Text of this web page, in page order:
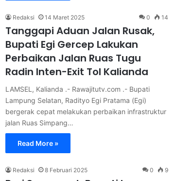
Redaksi 14 Maret 2025 0 14
Tanggapi Aduan Jalan Rusak,
Bupati Egi Gercep Lakukan
Perbaikan Jalan Ruas Tugu
Radin Inten-Exit Tol Kalianda
LAMSEL, Kalianda .- Rawajitutv.com .- Bupati
Lampung Selatan, Radityo Egi Pratama (Egi)
bergerak cepat melakukan perbaikan infrastruktur
jalan Ruas Simpang…
Read More »
Redaksi 8 Februari 2025 0 9